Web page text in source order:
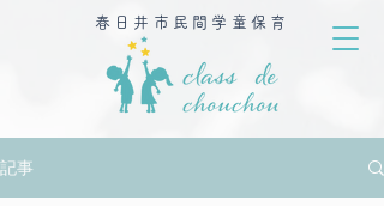
春日井市民間学童保育
記事